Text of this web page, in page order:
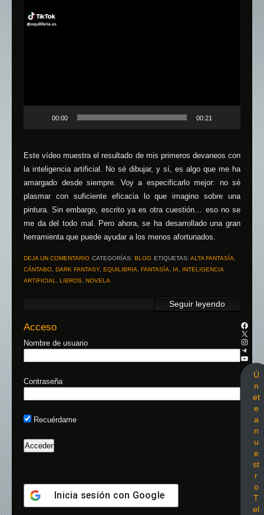
00:00 00:21
Este vídeo muestra el resultado de mis primeros devaneos con
la inteligencia artificial. No sé dibujar, y sí, es algo que me ha
amargado desde siempre. Voy a especificarlo mejor: no sé
plasmar con suficiente eficacia lo que imagino sobre una
pintura. Sin embargo, escrito ya es otra cuestión… eso no se
me da del todo mal. Pero ahora, se ha desarrollado una gran
herramienta que puede ayudar a los menos afortunados.
Seguir leyendo
DEJA UN COMENTARIO CATEGORÍAS: BLOG ETIQUETAS: ALTA FANTASÍA
CÁNTABO DARK FANTASY, EQUILIBRIA FANTASÍA IA
INTELIGENCIA
ARTIFICIAL
LIBROS NOVELA
Acceso
Nombre de usuario
Contraseña
Recuérdame
Inicia sesión con Google
Ú
n
et
e
a
n
u
e
st
r
o
T
el